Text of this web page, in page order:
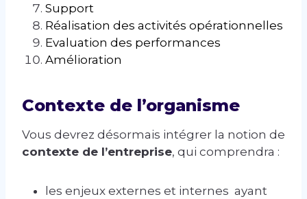
Support
Réalisation des activités opérationnelles
Evaluation des performances
Amélioration
Contexte de l’organisme
Vous devrez désormais intégrer la notion de
contexte de l’entreprise, qui comprendra :
les enjeux externes et internes ayant